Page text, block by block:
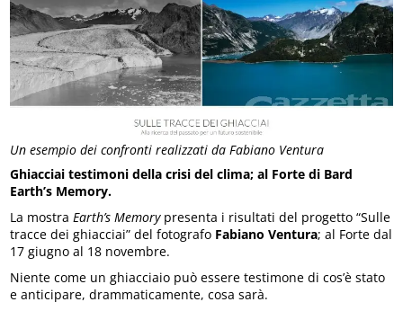
Un esempio dei confronti realizzati da Fabiano Ventura
Ghiacciai testimoni della crisi del clima; al Forte di Bard
Earth’s Memory.
La mostraEarth’s Memorypresenta i risultati del progetto “Sulle
tracce dei ghiacciai” del fotografo Fabiano Ventura; al Forte dal
17 giugno al 18 novembre.
Niente come un ghiacciaio può essere testimone di cos’è stato
e anticipare, drammaticamente, cosa sarà.